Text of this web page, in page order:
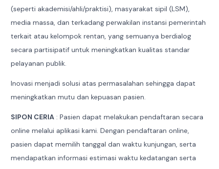
(seperti akademisi/ahli/praktisi), masyarakat sipil (LSM),
media massa, dan terkadang perwakilan instansi pemerintah
terkait atau kelompok rentan, yang semuanya berdialog
secara partisipatif untuk meningkatkan kualitas standar
pelayanan publik.
Inovasi menjadi solusi atas permasalahan sehingga dapat
meningkatkan mutu dan kepuasan pasien.
SIPON CERIA : Pasien dapat melakukan pendaftaran secara
online melalui aplikasi kami. Dengan pendaftaran online,
pasien dapat memilih tanggal dan waktu kunjungan, serta
mendapatkan informasi estimasi waktu kedatangan serta